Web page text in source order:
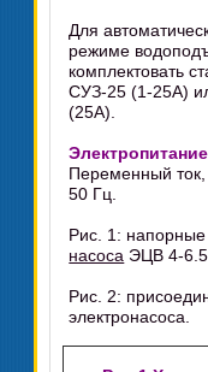
Для
режиме
комплектовать
СУЗ-25 (1-25А)
(25А).
Переменный ток,
50 Гц.
Рис. 1: напорные
насоса ЭЦВ 4-
Рис. 2:
электронасоса.